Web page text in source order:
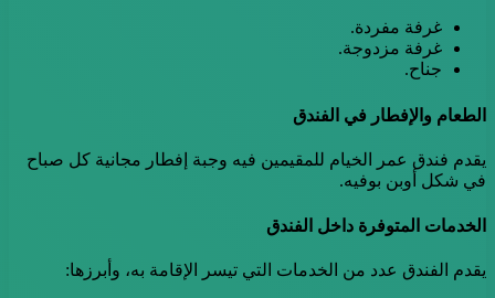
غرفة مفردة.
غرفة مزدوجة.
جناح.
الطعام والإفطار في الفندق
يقدم فندق عمر الخيام للمقيمين فيه وجبة إفطار مجانية كل صباح
في شكل أوبن بوفيه.
الخدمات المتوفرة داخل الفندق
يقدم الفندق عدد من الخدمات التي تيسر الإقامة به، وأبرزها: